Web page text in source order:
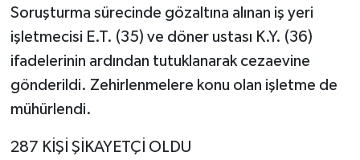
Soruşturma sürecinde gözaltına alınan iş yeri
işletmecisi E.T. (35) ve döner ustası K.Y. (36)
ifadelerinin ardından tutuklanarak cezaevine
gönderildi. Zehirlenmelere konu olan işletme de
mühürlendi.
287 KİŞİ ŞİKAYETÇİ OLDU